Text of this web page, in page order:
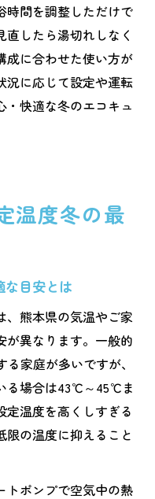
時間を調整しただけで
したら湯切れしなく
成に合わせた使い方が
況に応じて設定や運転
・快適な冬のエコキュ
温度冬の最
な目安とは
、熊本県の気温やご家
が異なります。一般的
家庭が多いですが、
る場合は43℃～45℃ま
温度を高くしすぎる
限の温度に抑えること
トポンプで空気中の熱